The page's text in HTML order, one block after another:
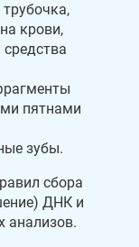
крови,
пятнами
зубы.
сбора
ДНК и
анализов.